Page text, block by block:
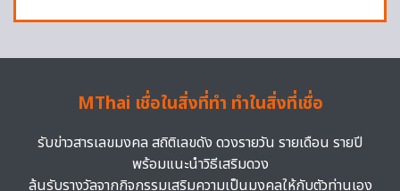
MThai เชื่อในสิ่งที่ทำ ทำในสิ่งที่เชื่อ
รับข่าวสารเลขมงคล สถิติเลขดัง ดวงรายวัน รายเดือน รายปี
พร้อมแนะนำวิธีเสริมดวง
ลุ้นรับรางวัลจากกิจกรรมเสริมความเป็นมงคลให้กับตัวท่านเอง